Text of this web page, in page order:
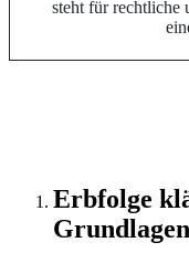
Erbfolge